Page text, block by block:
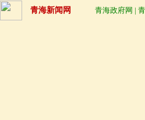
青海新闻网 青海政府网 |